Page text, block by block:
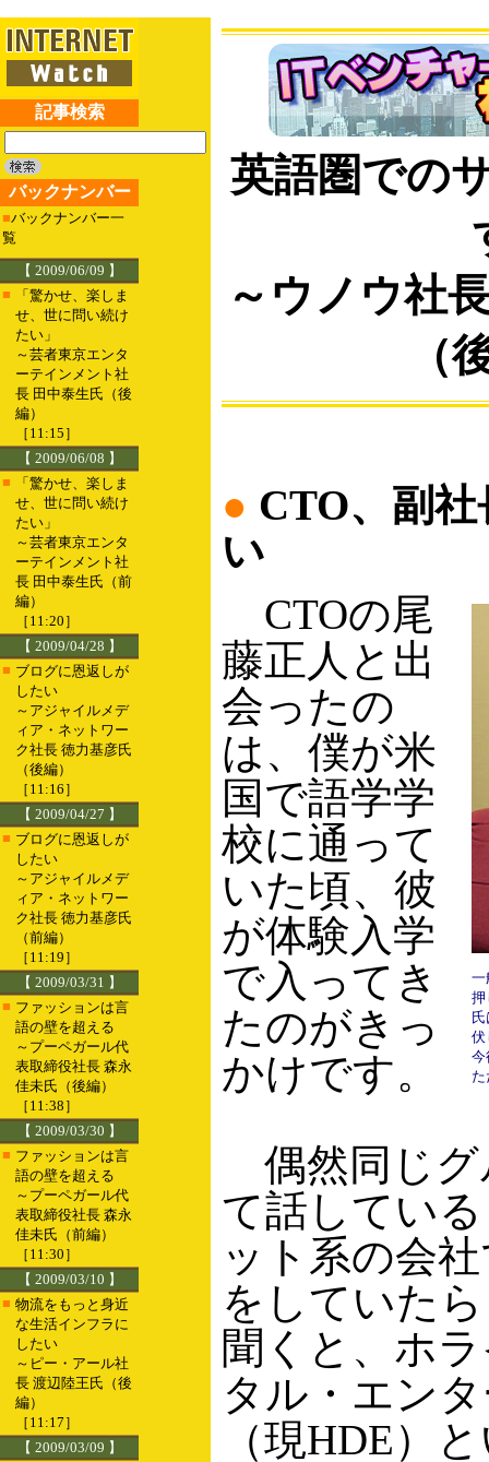
記事検索
バックナンバー
■バックナンバー一
覧
【 2009/06/09 】
■
「驚かせ、楽しま
せ、世に問い続け
たい」
～芸者東京エンタ
ーテインメント社
長 田中泰生氏（後
編）
［11:15］
【 2009/06/08 】
■
「驚かせ、楽しま
せ、世に問い続け
たい」
～芸者東京エンタ
ーテインメント社
長 田中泰生氏（前
編）
［11:20］
【 2009/04/28 】
■ ブログに恩返しが
したい
～アジャイルメデ
ィア・ネットワー
ク社長 徳力基彦氏
（後編）
［11:16］
【 2009/04/27 】
■ ブログに恩返しが
したい
～アジャイルメデ
ィア・ネットワー
ク社長 徳力基彦氏
（前編）
［11:19］
【 2009/03/31 】
■ ファッションは言
語の壁を超える
～プーペガール代
表取締役社長 森永
佳未氏（後編）
［11:38］
【 2009/03/30 】
■ ファッションは言
語の壁を超える
～プーペガール代
表取締役社長 森永
佳未氏（前編）
［11:30］
【 2009/03/10 】
■ 物流をもっと身近
な生活インフラに
したい
～ピー・アール社
長 渡辺陸王氏（後
編）
［11:17］
【 2009/03/09 】
英語圏での
～ウノウ社
（
● CTO、副
い
一
押
伏
今
CTOの尾
藤正人と出
会ったの
は、僕が米
国で語学学
校に通って
いた頃、彼
が体験入学
で入ってき
たのがきっ
かけです。
偶然同じグ
て話してい
ット系の会
をしていた
聞くと、ホ
タル・エン
（現HDE）